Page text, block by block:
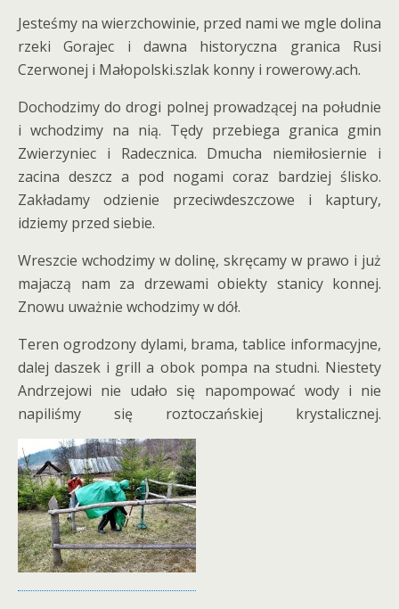
Jesteśmy na wierzchowinie, przed nami we mgle dolina
rzeki Gorajec i dawna historyczna granica Rusi
Czerwonej i Małopolski.szlak konny i rowerowy.ach.
Dochodzimy do drogi polnej prowadzącej na południe
i wchodzimy na nią. Tędy przebiega granica gmin
Zwierzyniec i Radecznica. Dmucha niemiłosiernie i
zacina deszcz a pod nogami coraz bardziej ślisko.
Zakładamy odzienie przeciwdeszczowe i kaptury,
idziemy przed siebie.
Wreszcie wchodzimy w dolinę, skręcamy w prawo i już
majaczą nam za drzewami obiekty stanicy konnej.
Znowu uważnie wchodzimy w dół.
Teren ogrodzony dylami, brama, tablice informacyjne,
dalej daszek i grill a obok pompa na studni. Niestety
Andrzejowi nie udało się napompować wody i nie
napiliśmy się roztoczańskiej krystalicznej.